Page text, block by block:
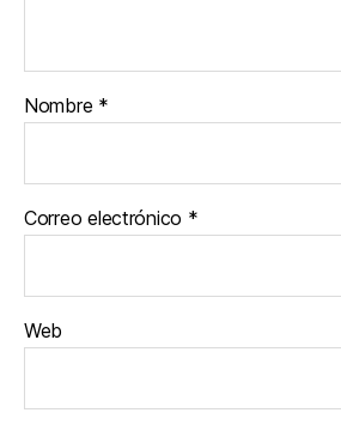
Nombre *
Correo electrónico *
Web